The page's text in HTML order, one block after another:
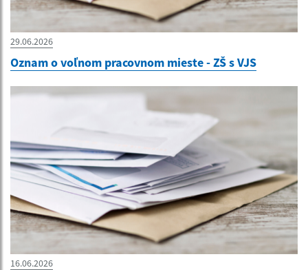
29.06.2026
Oznam o voľnom pracovnom mieste - ZŠ s VJS
16.06.2026